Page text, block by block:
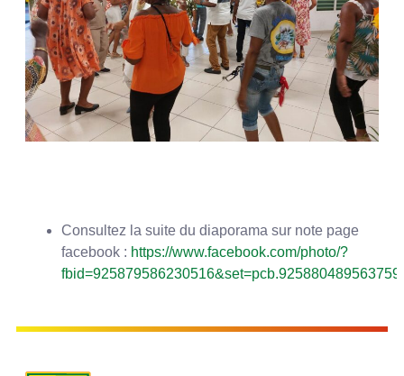
Consultez la suite du diaporama sur note page
facebook : https://www.facebook.com/photo/?
fbid=925879586230516&set=pcb.925880489563759